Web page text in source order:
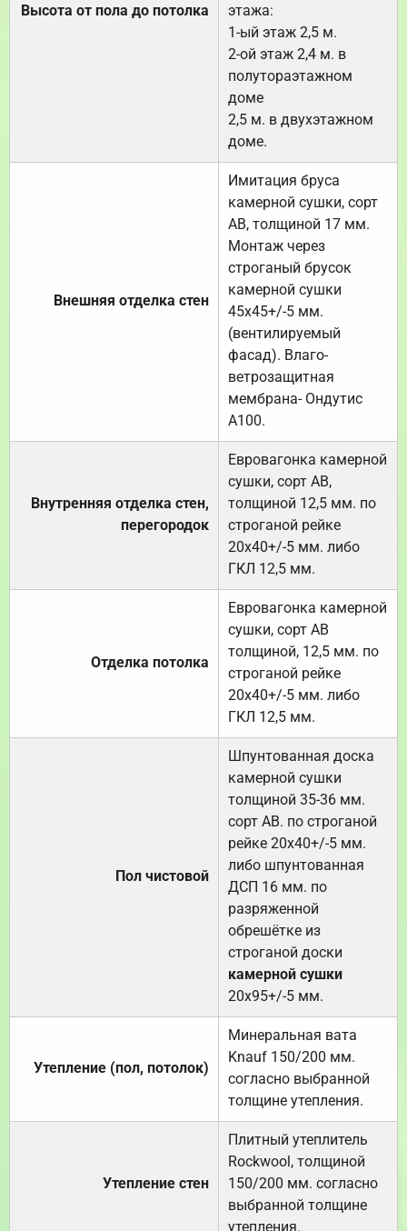
Высота от пола до потолка
этажа:
1-ый этаж 2,5 м.
2-ой этаж 2,4 м. в
полутораэтажном
доме
2,5 м. в двухэтажном
доме.
Внешняя отделка стен
Имитация бруса
камерной сушки, сорт
АВ, толщиной 17 мм.
Монтаж через
строганый брусок
камерной сушки
45х45+/-5 мм.
(вентилируемый
фасад). Влаго-
ветрозащитная
мембрана- Ондутис
А100.
Внутренняя отделка стен,
перегородок
Евровагонка камерной
сушки, сорт АВ,
толщиной 12,5 мм. по
строганой рейке
20х40+/-5 мм. либо
ГКЛ 12,5 мм.
Отделка потолка
Евровагонка камерной
сушки, сорт АВ
толщиной, 12,5 мм. по
строганой рейке
20х40+/-5 мм. либо
ГКЛ 12,5 мм.
Пол чистовой
Шпунтованная доска
камерной сушки
толщиной 35-36 мм.
сорт АВ. по строганой
рейке 20х40+/-5 мм.
либо шпунтованная
ДСП 16 мм. по
разряженной
обрешётке из
строганой доски
камерной сушки
20х95+/-5 мм.
Утепление (пол, потолок)
Минеральная вата
Knauf 150/200 мм.
согласно выбранной
толщине утепления.
Утепление стен
Плитный утеплитель
Rockwool, толщиной
150/200 мм. согласно
выбранной толщине
утепления.